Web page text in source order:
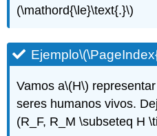
(\mathord{\le}\text{.}\)
Ejemplo
Vamos a\(H\)
seres humanos vivos.
(R_F, R_M \subseteq H